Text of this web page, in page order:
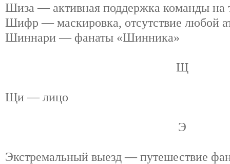
Шиза — активная поддержка команды на
Шифр — маскировка, отсутствие любой
Шиннари — фанаты «Шинника»
Щ
Щи — лицо
Э
Экстремальный выезд — путешествие